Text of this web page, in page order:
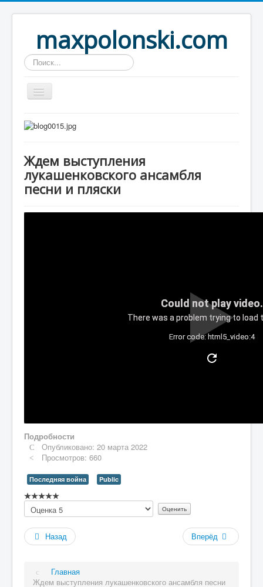
maxpolonski.com
Искать...
Home
Рассказы
Контакты
Ждем выступления
лукашенковского ансамбля
песни и пляски
Could not play video.
There was a problem trying to load
Error code: html5_video:4
Подробности
Опубликовано: 20 марта 2022
Просмотров: 660
Последняя война Public
Рейтинг:
/
Пожалуйста,
оцените
Назад
Вперёд
Главная
Ждем выступления лукашенковского ансамбля песни